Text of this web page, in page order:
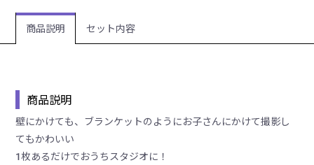
商品説明 セット内容
商品説明
壁にかけても、ブランケットのようにお子さんにかけて撮影し
てもかわいい
1枚あるだけでおうちスタジオに！